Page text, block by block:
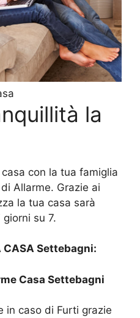
la
con la tua famiglia
Allarme. Grazie ai
la tua casa sarà
su 7.
CASA Settebagni:
Casa Settebagni
in caso di Furti grazie